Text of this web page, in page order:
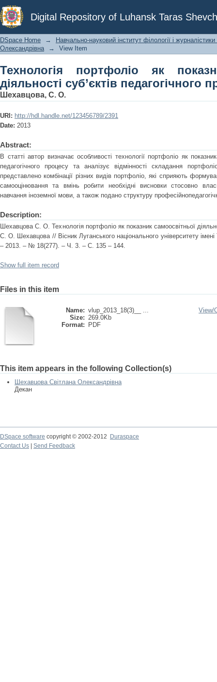
Digital Repository of Luhansk Taras
Технологія портфоліо як
педагогічного процесу
DSpace Home →
Навчально-науковий інститут філології і
Олександрівна
→ View Item
Технологія портфоліо як
діяльності суб’єктів педагогічного
Шехавцова, С. О.
URI: http://hdl.handle.net/123456789/2391
Date: 2013
Abstract:
В статті автор визначає особливості технології портфоліо як
педагогічного процесу та аналізує відмінності складання
представлено комбінації різних видів портфоліо, які сприяють
самооцінювання та вмінь робити необхідні висновки стосовно
навчання іноземної мови, а також подано структуру
Description:
Шехавцова С. О. Технологія портфоліо як показник самоосвітньої
С. О. Шехавцова // Вісник Луганського національного університету
– 2013. – № 18(277). – Ч. 3. – С. 135 – 144.
Show full item record
Files in this item
Name: vlup_2013_18(3)__ ...
Size: 269.0Kb
Format:
PDF
View/
This item appears in the following Collection(s)
Шехавцова Світлана Олександрівна
Декан
DSpace software copyright © 2002-2012
Duraspace
Contact Us
Send Feedback